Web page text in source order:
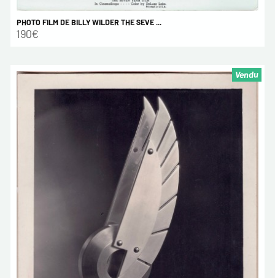
PHOTO FILM DE BILLY WILDER THE SEVE ...
190€
Vendu